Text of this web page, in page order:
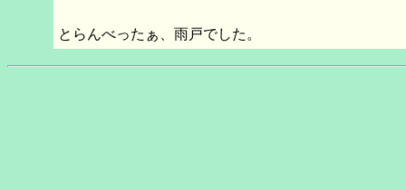
とらんべったぁ、雨戸でした。